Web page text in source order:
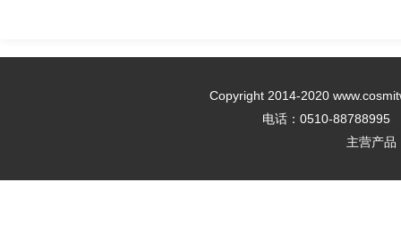
Copyright 2014-2020
电话：0510-88788995
主营产品